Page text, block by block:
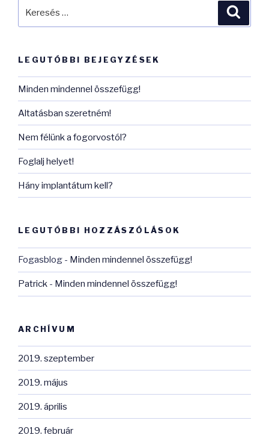
LEGUTÓBBI BEJEGYZÉSEK
Minden mindennel összefügg!
Altatásban szeretném!
Nem félünk a fogorvostól?
Foglalj helyet!
Hány implantátum kell?
LEGUTÓBBI HOZZÁSZÓLÁSOK
Fogasblog - Minden mindennel összefügg!
Patrick - Minden mindennel összefügg!
ARCHÍVUM
2019. szeptember
2019. május
2019. április
2019. február